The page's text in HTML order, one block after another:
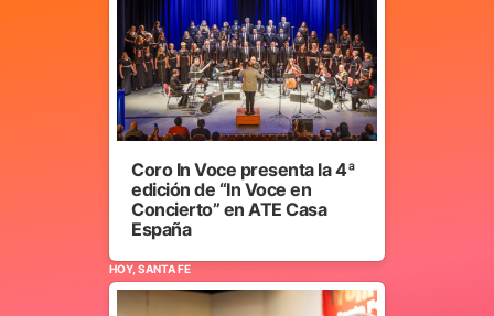
Coro In Voce presenta la 4ª
edición de “In Voce en
Concierto” en ATE Casa
España
HOY, SANTA FE